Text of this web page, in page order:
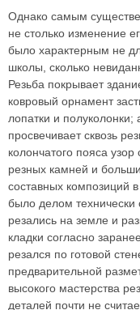
Однако самым
не столько изменение
было характерным не
школы, сколько
Резьба покрывает
ковровый орнамент
лопатки и
просвечивает сквозь
колончатого пояса
резных камней и
составных композиций
было делом
резались на земле и
кладки согласно
резался по готовой
предварительной
высокого мастерства
деталей почти не